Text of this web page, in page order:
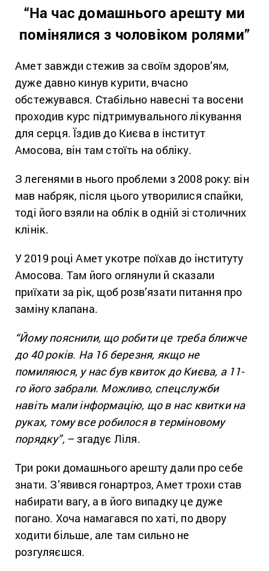
“На час домашнього арешту ми
помінялися з чоловіком ролями”
Амет завжди стежив за своїм здоров’ям,
дуже давно кинув курити, вчасно
обстежувався. Стабільно навесні та восени
проходив курс підтримувального лікування
для серця. Їздив до Києва в інститут
Амосова, він там стоїть на обліку.
З легенями в нього проблеми з 2008 року: він
мав набряк, після цього утворилися спайки,
тоді його взяли на облік в одній зі столичних
клінік.
У 2019 році Амет укотре поїхав до інституту
Амосова. Там його оглянули й сказали
приїхати за рік, щоб розв’язати питання про
заміну клапана.
“Йому пояснили, що робити це треба ближче
до 40 років. На 16 березня, якщо не
помиляюся, у нас був квиток до Києва, а 11-
го його забрали. Можливо, спецслужби
навіть мали інформацію, що в нас квитки на
руках, тому все робилося в терміновому
порядку”,– згадує Ліля.
Три роки домашнього арешту дали про себе
знати. З’явився гонартроз, Амет трохи став
набирати вагу, а в його випадку це дуже
погано. Хоча намагався по хаті, по двору
ходити більше, але там сильно не
розгуляєшся.